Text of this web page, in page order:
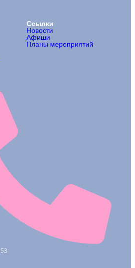
Ссылки
Новости
Афиши
Планы мероприятий